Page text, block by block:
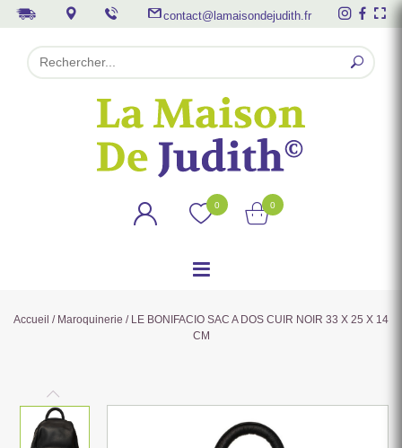
contact@lamaisondejudith.fr
0 0
Accueil / Maroquinerie / LE BONIFACIO SAC A DOS CUIR NOIR 33 X 25 X 14
CM